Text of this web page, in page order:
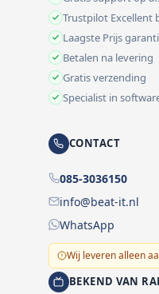
Trustpilot Excellent
Laagste Prijs
Betalen na levering
Gratis verzending
Specialist in
CONTACT
085-3036150
info@beat-it.nl
WhatsApp
Wij leveren alleen
BEKEND VAN